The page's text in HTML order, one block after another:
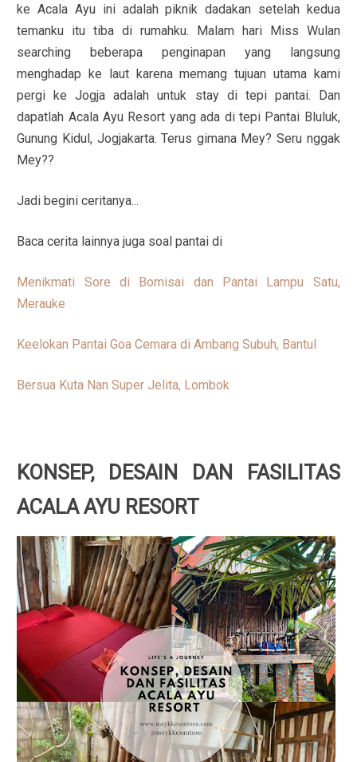
ke Acala Ayu ini adalah piknik dadakan setelah kedua
temanku itu tiba di rumahku. Malam hari Miss Wulan
searching beberapa penginapan yang langsung
menghadap ke laut karena memang tujuan utama kami
pergi ke Jogja adalah untuk stay di tepi pantai. Dan
dapatlah Acala Ayu Resort yang ada di tepi Pantai Bluluk,
Gunung Kidul, Jogjakarta. Terus gimana Mey? Seru nggak
Mey??
Jadi begini ceritanya...
Baca cerita lainnya juga soal pantai di
Menikmati Sore di Bomisai dan Pantai Lampu Satu,
Merauke
Keelokan Pantai Goa Cemara di Ambang Subuh, Bantul
Bersua Kuta Nan Super Jelita, Lombok
KONSEP, DESAIN DAN FASILITAS
ACALA AYU RESORT